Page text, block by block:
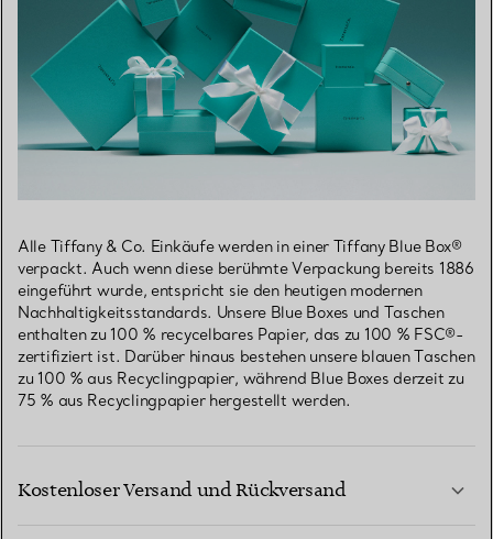
Alle Tiffany & Co. Einkäufe werden in einer Tiffany Blue Box®
verpackt. Auch wenn diese berühmte Verpackung bereits 1886
eingeführt wurde, entspricht sie den heutigen modernen
Nachhaltigkeitsstandards. Unsere Blue Boxes und Taschen
enthalten zu 100 % recycelbares Papier, das zu 100 % FSC®-
zertifiziert ist. Darüber hinaus bestehen unsere blauen Taschen
zu 100 % aus Recyclingpapier, während Blue Boxes derzeit zu
75 % aus Recyclingpapier hergestellt werden.
Kostenloser Versand und Rückversand